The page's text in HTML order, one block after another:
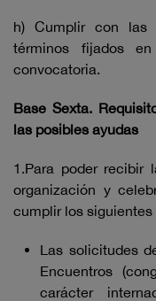
h) Cumplir con las
términos fijados
convocatoria.
Base Sexta.
las posibles ayudas
1.Para poder recibir
organización y
cumplir los siguientes
Las solicitudes
Encuentros
carácter